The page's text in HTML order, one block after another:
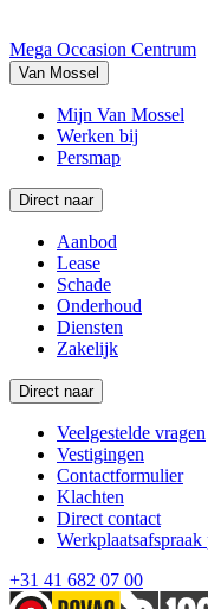
Mega Occasion Centrum
Van Mossel
Mijn Van Mossel
Werken bij
Persmap
Direct naar
Aanbod
Lease
Schade
Onderhoud
Diensten
Zakelijk
Direct naar
Veelgestelde vragen
Vestigingen
Contactformulier
Klachten
Direct contact
Werkplaatsafspraak
+31 41 682 07 00